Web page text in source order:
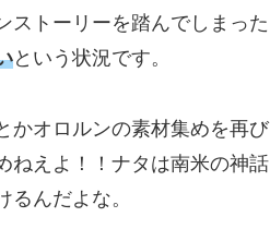
ストーリーを踏んでしまった
という状況です。
かオロルンの素材集めを再び
ねえよ！！ナタは南米の神話
んだよな。